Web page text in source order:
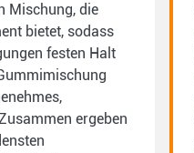
Mischung, die
bietet, sodass
festen Halt
ergeben